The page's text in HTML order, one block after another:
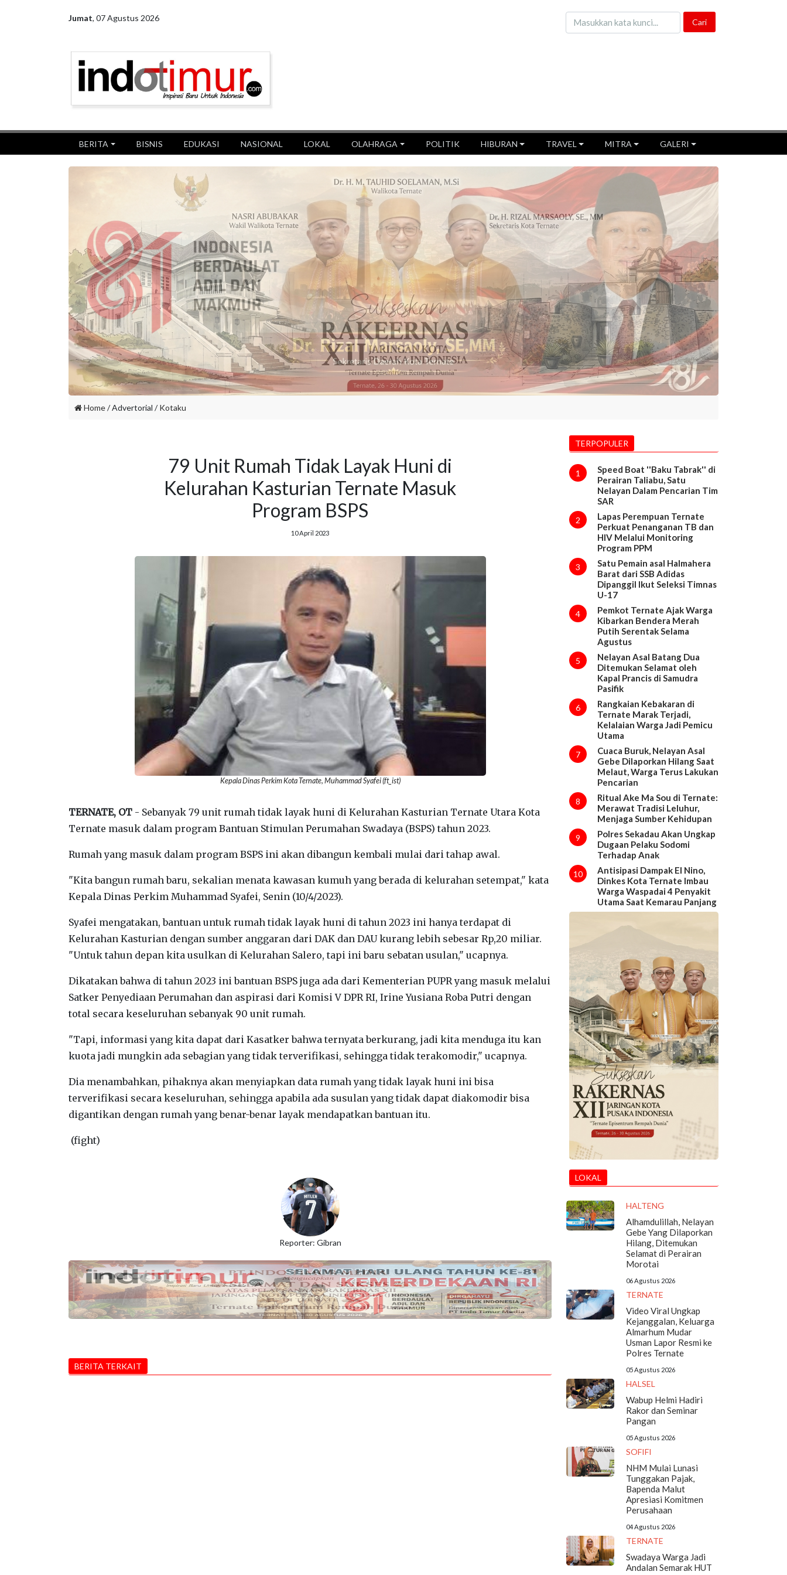
Jumat, 07 Agustus 2026
BERITA BISNIS EDUKASI NASIONAL LOKAL OLAHRAGA POLITIK HIBURAN TRAVEL MITRA GALERI
Home/ Advertorial /Kotaku
79 Unit Rumah Tidak Layak Huni di
Kelurahan Kasturian Ternate Masuk
Program BSPS
10 April 2023
Kepala Dinas Perkim Kota Ternate, Muhammad Syafei (ft_ist)
TERNATE, OT - Sebanyak 79 unit rumah tidak layak huni di Kelurahan Kasturian Ternate Utara Kota
Ternate masuk dalam program Bantuan Stimulan Perumahan Swadaya (BSPS) tahun 2023.
Rumah yang masuk dalam program BSPS ini akan dibangun kembali mulai dari tahap awal.
"Kita bangun rumah baru, sekalian menata kawasan kumuh yang berada di kelurahan setempat," kata
Kepala Dinas Perkim Muhammad Syafei, Senin (10/4/2023).
Syafei mengatakan, bantuan untuk rumah tidak layak huni di tahun 2023 ini hanya terdapat di
Kelurahan Kasturian dengan sumber anggaran dari DAK dan DAU kurang lebih sebesar Rp,20 miliar.
"Untuk tahun depan kita usulkan di Kelurahan Salero, tapi ini baru sebatan usulan," ucapnya.
Dikatakan bahwa di tahun 2023 ini bantuan BSPS juga ada dari Kementerian PUPR yang masuk melalui
Satker Penyediaan Perumahan dan aspirasi dari Komisi V DPR RI, Irine Yusiana Roba Putri dengan
total secara keseluruhan sebanyak 90 unit rumah.
"Tapi, informasi yang kita dapat dari Kasatker bahwa ternyata berkurang, jadi kita menduga itu kan
kuota jadi mungkin ada sebagian yang tidak terverifikasi, sehingga tidak terakomodir," ucapnya.
Dia menambahkan, pihaknya akan menyiapkan data rumah yang tidak layak huni ini bisa
terverifikasi secara keseluruhan, sehingga apabila ada susulan yang tidak dapat diakomodir bisa
digantikan dengan rumah yang benar-benar layak mendapatkan bantuan itu.
(fight)
Reporter: Gibran
BERITA TERKAIT
TERPOPULER
1
Speed Boat ''Baku Tabrak'' di
Perairan Taliabu, Satu
Nelayan Dalam Pencarian Tim
SAR
2
Lapas Perempuan Ternate
Perkuat Penanganan TB dan
HIV Melalui Monitoring
Program PPM
3
Satu Pemain asal Halmahera
Barat dari SSB Adidas
Dipanggil Ikut Seleksi Timnas
U-17
4
Pemkot Ternate Ajak Warga
Kibarkan Bendera Merah
Putih Serentak Selama
Agustus
5
Nelayan Asal Batang Dua
Ditemukan Selamat oleh
Kapal Prancis di Samudra
Pasifik
6
Rangkaian Kebakaran di
Ternate Marak Terjadi,
Kelalaian Warga Jadi Pemicu
Utama
7
Cuaca Buruk, Nelayan Asal
Gebe Dilaporkan Hilang Saat
Melaut, Warga Terus Lakukan
Pencarian
8
Ritual Ake Ma Sou di Ternate:
Merawat Tradisi Leluhur,
Menjaga Sumber Kehidupan
9
Polres Sekadau Akan Ungkap
Dugaan Pelaku Sodomi
Terhadap Anak
10
Antisipasi Dampak El Nino,
Dinkes Kota Ternate Imbau
Warga Waspadai 4 Penyakit
Utama Saat Kemarau Panjang
LOKAL
HALTENG
Alhamdulillah, Nelayan
Gebe Yang Dilaporkan
Hilang, Ditemukan
Selamat di Perairan
Morotai
06 Agustus 2026
TERNATE
Video Viral Ungkap
Kejanggalan, Keluarga
Almarhum Mudar
Usman Lapor Resmi ke
Polres Ternate
05 Agustus 2026
HALSEL
Wabup Helmi Hadiri
Rakor dan Seminar
Pangan
05 Agustus 2026
SOFIFI
NHM Mulai Lunasi
Tunggakan Pajak,
Bapenda Malut
Apresiasi Komitmen
Perusahaan
04 Agustus 2026
TERNATE
Swadaya Warga Jadi
Andalan Semarak HUT